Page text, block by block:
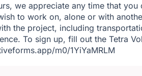
we appreciate any time that
to work on, alone or with
the project, including
To sign up, fill out the Tetra
m0/1YiYaMRLM